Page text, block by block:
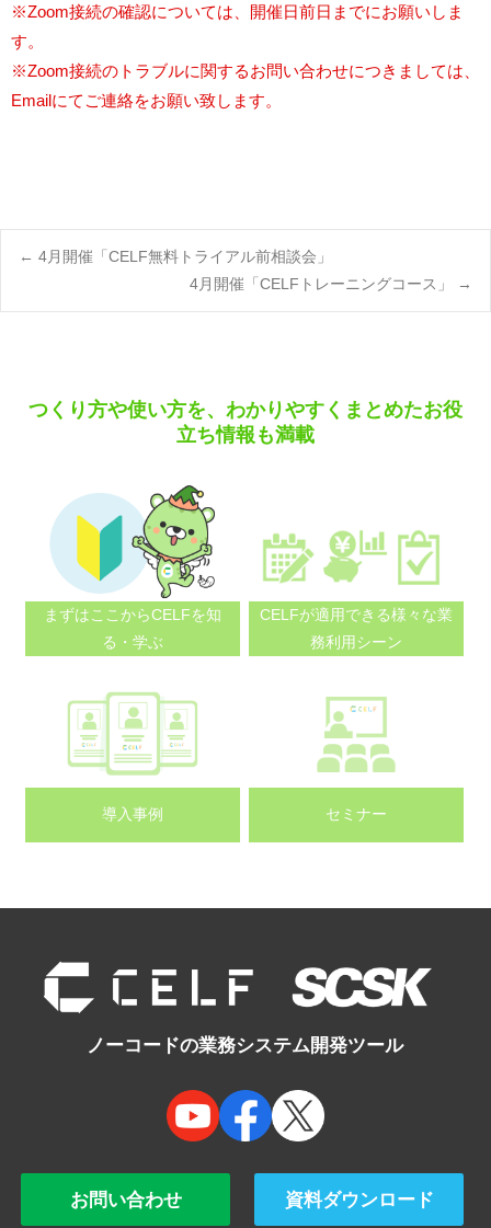
※Zoom接続の確認については、開催日前日までにお願いしま
す。
※Zoom接続のトラブルに関するお問い合わせにつきましては、
Emailにてご連絡をお願い致します。
Post
← 4月開催「CELF無料トライアル前相談会」
4月開催「CELFトレーニングコース」
→
つくり方や使い方を、わかりやすくまとめたお役
立ち情報も満載
まずはここからCELFを知
る・学ぶ
CELFが適用できる様々な業
務利用シーン
導入事例 セミナー
ノーコードの業務システム開発ツール
お問い合わせ 資料ダウンロード